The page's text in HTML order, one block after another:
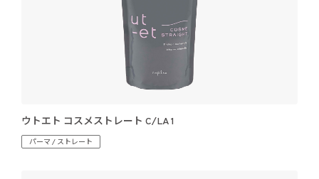
ウトエト コスメストレート C/LA 1
パーマ / ストレート